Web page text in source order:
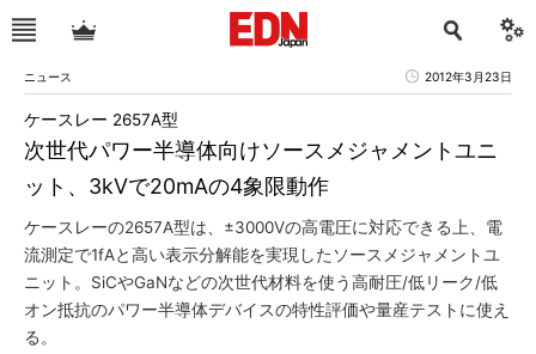
ニュース 2012年3月23日
次世代パワー半導体向けソースメジャメントユニ
ット、3kVで20mAの4象限動作
ケースレー 2657A型
ケースレーの2657A型は、±3000Vの高電圧に対応できる上、電
流測定で1fAと高い表示分解能を実現したソースメジャメントユ
ニット。SiCやGaNなどの次世代材料を使う高耐圧/低リーク/低
オン抵抗のパワー半導体デバイスの特性評価や量産テストに使え
る。